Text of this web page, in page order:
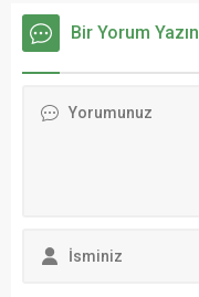
Bir Yorum Yazın